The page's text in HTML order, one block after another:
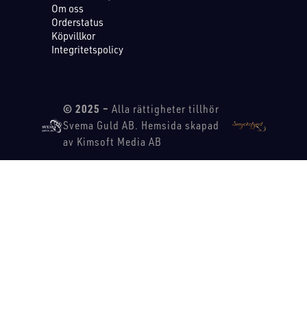
Om oss
Orderstatus
Köpvillkor
Integritetspolicy
© 2025 – Alla rättigheter tillhör
Svema Guld AB. Hemsida skapad
av Kimsoft Media AB